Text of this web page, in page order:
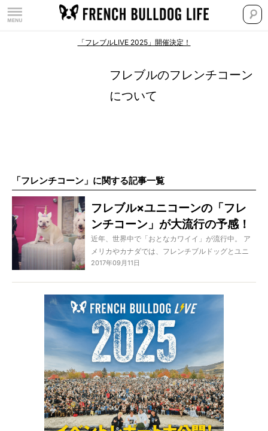
「フレブルLIVE 2025」開催決定！
フレブルのフレンチコーン
について
「フレンチコーン」に関する記事一覧
フレブル×ユニコーンの「フレ
ンチコーン」が大流行の予感！
近年、世界中で「おとなカワイイ」が流行中。 ア
メリカやカナダでは、フレンチブルドッグとユニ
コーンをかけあわせた「Frenchiecorn（フレンチ
端をゆく（？）フレンチコーンをご紹介です。
2017年09月11日